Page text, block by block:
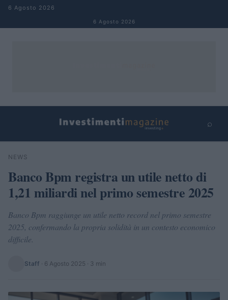
Salta al contenuto
6 Agosto 2026
6 Agosto 2026
⌕
Cerca
NEWS
Banco Bpm registra un utile netto di
1,21 miliardi nel primo semestre 2025
Banco Bpm raggiunge un utile netto record nel primo semestre
2025, confermando la propria solidità in un contesto economico
difficile.
Staff · 6 Agosto 2025 · 3 min